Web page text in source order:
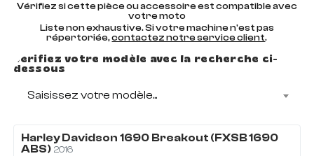
Vérifiez si cette pièce ou accessoire est compatible avec
votre moto
Liste non exhaustive. Si votre machine n'est pas
répertoriée,contactez notre service client.
Vérifiez votre modèle avec la recherche ci-
dessous
Saisissez votre modèle...
Harley Davidson 1690 Breakout (FXSB 1690
ABS) 2016